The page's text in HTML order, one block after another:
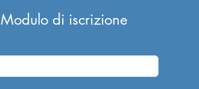
Modulo di iscrizione